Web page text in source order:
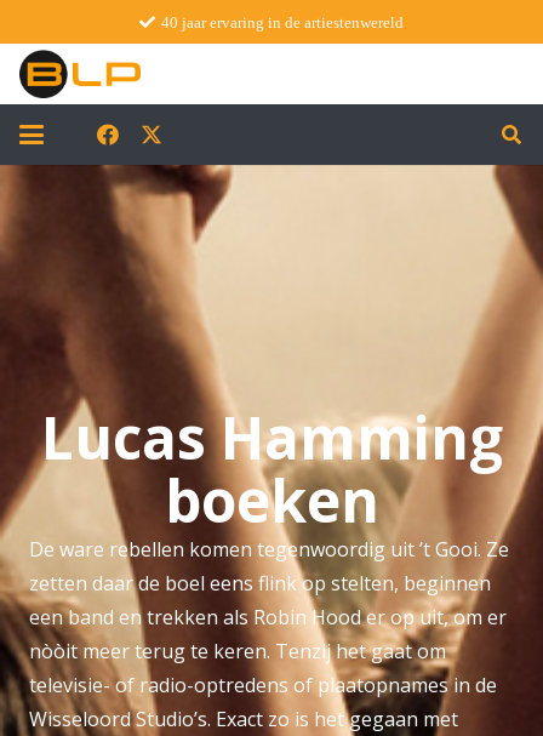
40 jaar ervaring in de artiestenwereld
Lucas Hamming
boeken
De ware rebellen komen tegenwoordig uit ’t Gooi. Ze
zetten daar de boel eens flink op stelten, beginnen
een band en trekken als Robin Hood er op uit, om er
nòòit meer terug te keren. Tenzij het gaat om
televisie- of radio-optredens of plaatopnames in de
Wisseloord Studio’s. Exact zo is het gegaan met